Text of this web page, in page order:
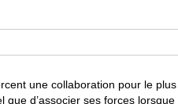
une collaboration pour le
d’associer ses forces lorsque